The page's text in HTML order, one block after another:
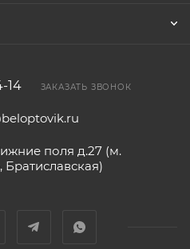
14 ЗАКАЗАТЬ ЗВОНОК
поля д.27 (м.